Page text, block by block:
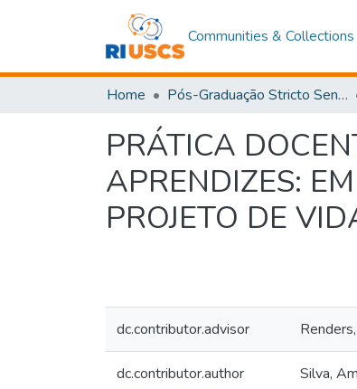
Communities & Collections
Home Pós-Graduação Stricto Sensu
PRÁTICA
APRENDIZES:
PROJETO DE
dc.contributor.advisor
dc.contributor.author Silva,